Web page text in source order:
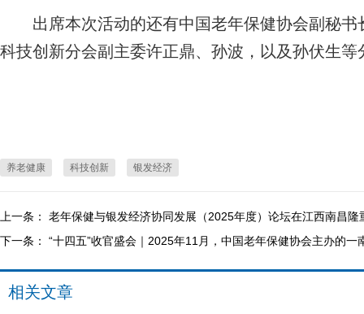
出席本次活动的还有中国老年保健协会副秘书
科技创新分会副主委许正鼎、孙波，以及孙伏生
养老健康 科技创新 银发经济
上一条： 老年保健与银发经济协同发展（2025年度）论坛在江西南昌隆
下一条： “十四五”收官盛会｜2025年11月，中国老年保健协会主办的
相关文章